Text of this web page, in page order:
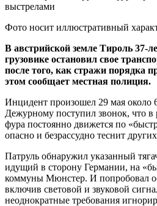
Фото носит иллюстративный
В австрийской земле Тироль 37-
грузовике остановил свое
после того, как стражи порядка
этом сообщает местная полиция.
Инцидент произошел 29 мая около
Дежурному поступил звонок, что
фура постоянно движется по
опасно и безрассудно теснит
Патруль обнаружил указанный
идущий в сторону Германии, на
коммуны Мюнстер. И попробовал
включив световой и звуковой
неоднократные требования